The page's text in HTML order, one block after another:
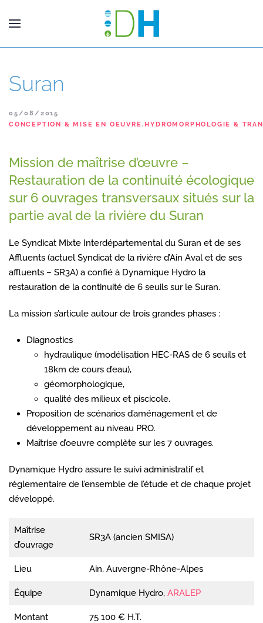
Suran
05/08/2015
CONCEPTION & MISE EN OEUVRE,HYDROMORPHOLOGIE &
Mission de maîtrise d’œuvre –
Restauration de la continuité écologique
sur 6 ouvrages transversaux situés sur la
partie aval de la rivière du Suran
Le Syndicat Mixte Interdépartemental du Suran et de ses
Affluents (actuel Syndicat de la rivière d’Ain Aval et de ses
affluents – SR3A) a confié à Dynamique Hydro la
restauration de la continuité de 6 seuils sur le Suran.
La mission s’articule autour de trois grandes phases :
Diagnostics
hydraulique (modélisation HEC-RAS de 6 seuils et
18km de cours d’eau),
géomorphologique,
qualité des milieux et piscicole.
Proposition de scénarios d’aménagement et de
développement au niveau PRO.
Maîtrise d’oeuvre complète sur les 7 ouvrages.
Dynamique Hydro assure le suivi administratif et
réglementaire de l’ensemble de l’étude et de chaque projet
développé.
Maîtrise
d’ouvrage
SR3A (ancien SMISA)
Lieu Ain, Auvergne-Rhône-Alpes
Équipe Dynamique Hydro, ARALEP
Montant 75 100 € H.T.